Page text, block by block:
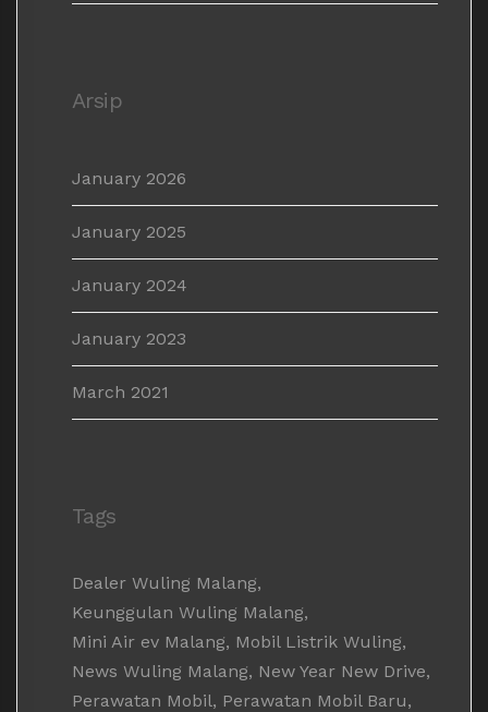
Arsip
January 2026
January 2025
January 2024
January 2023
March 2021
Tags
Dealer Wuling Malang,
Keunggulan Wuling Malang,
Mini Air ev Malang, Mobil Listrik Wuling,
News Wuling Malang, New Year New Drive,
Perawatan Mobil, Perawatan Mobil Baru,